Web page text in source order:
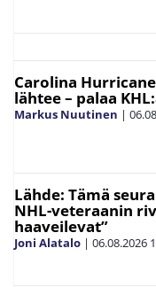
Carolina
lähtee – palaa
Markus Nuutinen |
Lähde: Tämä
NHL-veteraanin
haaveilevat”
Joni Alatalo | 06.08.2026